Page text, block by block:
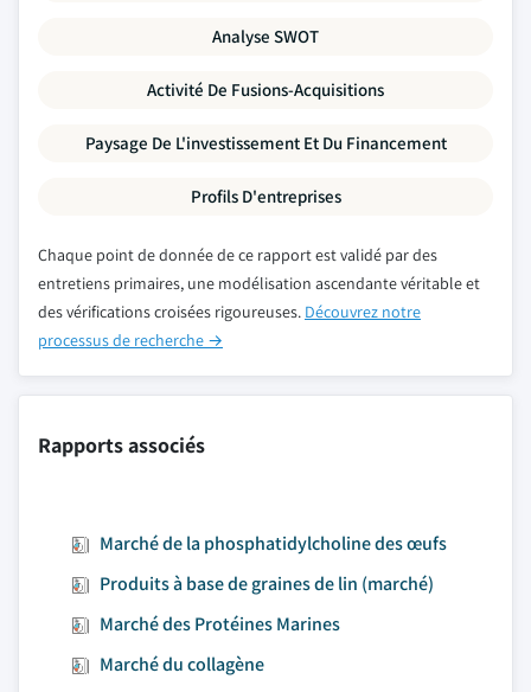
Analyse SWOT
Activité De Fusions-Acquisitions
Paysage De L'investissement Et Du Financement
Profils D'entreprises
Chaque point de donnée de ce rapport est validé par des
entretiens primaires, une modélisation ascendante véritable et
des vérifications croisées rigoureuses. Découvrez notre
processus de recherche →
Rapports associés
Marché de la phosphatidylcholine des œufs
Produits à base de graines de lin (marché)
Marché des Protéines Marines
Marché du collagène